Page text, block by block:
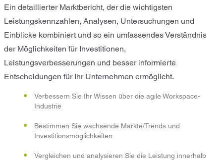
Ein detaillierter Marktbericht, der die wichtigsten
Leistungskennzahlen, Analysen, Untersuchungen und
Einblicke kombiniert und so ein umfassendes Verständnis
der Möglichkeiten für Investitionen,
Leistungsverbesserungen und besser informierte
Entscheidungen für Ihr Unternehmen ermöglicht.
Verbessern Sie Ihr Wissen über die agile Workspace-
Industrie
Bestimmen Sie wachsende Märkte/Trends und
Investitionsmöglichkeiten
Vergleichen und analysieren Sie die Leistung innerhalb